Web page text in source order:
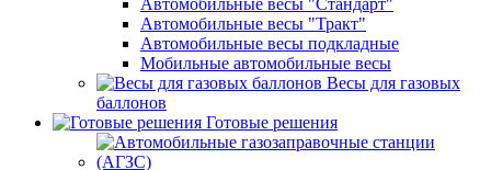
Автомобильные весы "Стандарт"
Автомобильные весы "Тракт"
Автомобильные весы подкладные
Мобильные автомобильные весы
Весы для газовых
баллонов
Готовые решения